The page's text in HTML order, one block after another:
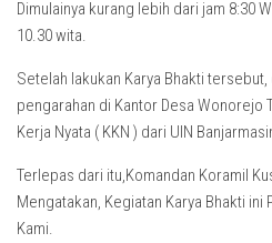
Dimulainya kurang lebih dari jam 8:30
10.30 wita.
Setelah lakukan Karya Bhakti
pengarahan di Kantor Desa Wonorejo
Kerja Nyata ( KKN ) dari UIN
Terlepas dari itu,Komandan Koramil
Mengatakan, Kegiatan Karya Bhakti
Kami.